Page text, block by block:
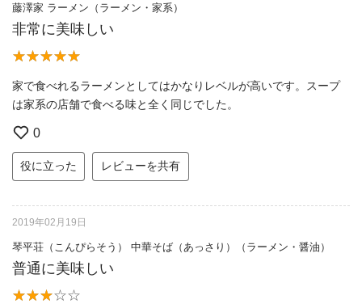
藤澤家 ラーメン（ラーメン・家系）
非常に美味しい
家で食べれるラーメンとしてはかなりレベルが高いです。スープ
は家系の店舗で食べる味と全く同じでした。
0
役に立った レビューを共有
2019年02月19日
琴平荘（こんぴらそう） 中華そば（あっさり）（ラーメン・醤油）
普通に美味しい